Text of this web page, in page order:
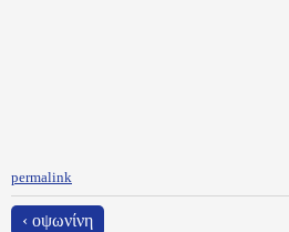
permalink
‹ οψωνίνη